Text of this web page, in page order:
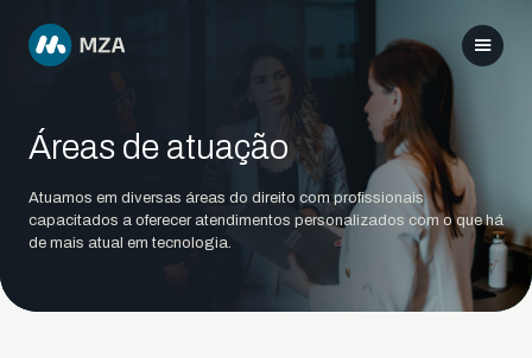
Áreas de atuação
Atuamos em diversas áreas do direito com profissionais
capacitados a oferecer atendimentos personalizados com o que há
de mais atual em tecnologia.